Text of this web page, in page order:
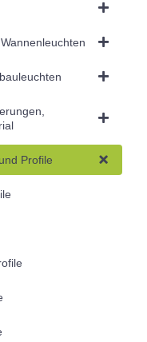
Profile